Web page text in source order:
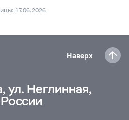
17.06.2026
Наверх
ул. Неглинная,